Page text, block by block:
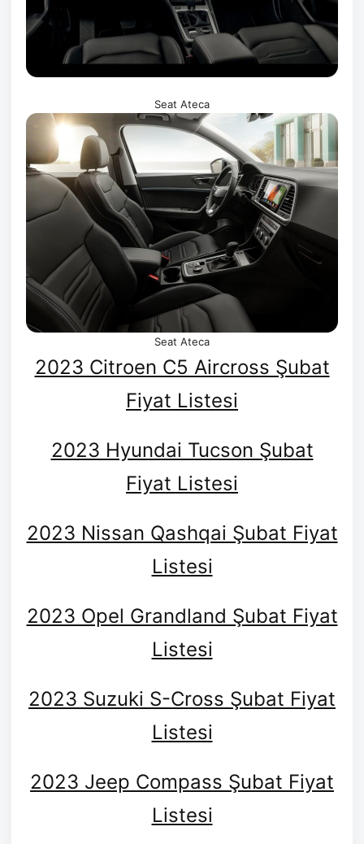
Seat Ateca
Seat Ateca
2023 Citroen C5 Aircross Şubat
Fiyat Listesi
2023 Hyundai Tucson Şubat
Fiyat Listesi
2023 Nissan Qashqai Şubat Fiyat
Listesi
2023 Opel Grandland Şubat Fiyat
Listesi
2023 Suzuki S-Cross Şubat Fiyat
Listesi
2023 Jeep Compass Şubat Fiyat
Listesi